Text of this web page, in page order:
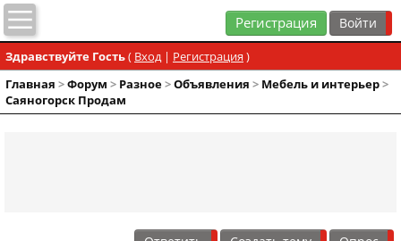
Регистрация
Здравствуйте Гость( Вход| Регистрация )
Главная >Форум > Разное>Объявления > Мебель и интерьер>
Саяногорск Продам